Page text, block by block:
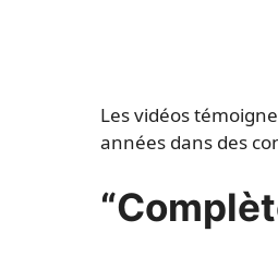
Les vidéos
années dans des